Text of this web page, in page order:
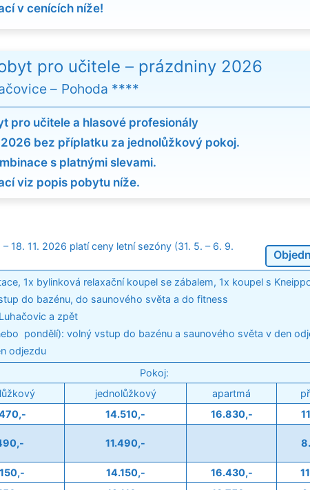
v cenících níže!
pro učitele – prázdniny 2026
Pohoda ****
pro učitele a hlasové profesionály
2026 bez příplatku za jednolůžkový pokoj.
s platnými slevami.
viz popis pobytu níže.
18. 11. 2026 platí ceny letní sezóny (31. 5. – 6. 9.
1x bylinková relaxační koupel se zábalem, 1x koupel s
do bazénu, do saunového světa a do fitness
a zpět
pondělí): volný vstup do bazénu a saunového světa v den
odjezdu
Pokoj:
jednolůžkový apartmá
14.510,- 16.830,-
11.490,-
14.150,- 16.430,-